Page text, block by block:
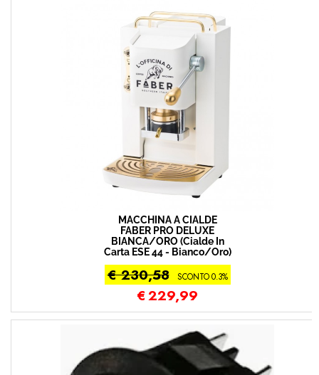
MACCHINA A CIALDE
FABER PRO DELUXE
BIANCA/ORO (Cialde In
Carta ESE 44 - Bianco/Oro)
€ 230,58 SCONTO 0.3%
€229,99